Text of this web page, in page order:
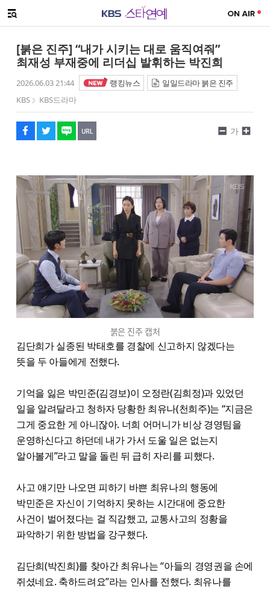
메뉴 열기
[붉은 진주] “내가 시키는 대로 움직여줘”
최재성 부재중에 리더십 발휘하는 박진희
2026.06.03 21:44 랭킹뉴스
일일드라마 붉은 진주
KBS
KBS드라마
페이스북
트위터
네이버
URL복사
글씨 작게보기
가
글씨 크게보기
붉은 진주 캡처
김단희가 실종된 박태호를 경찰에 신고하지 않겠다는
뜻을 두 아들에게 전했다.
기억을 잃은 박민준(김경보)이 오정란(김희정)과 있었던
일을 알려달라고 청하자 당황한 최유나(천희주)는 “지금은
그게 중요한 게 아니잖아. 너희 어머니가 비상 경영팀을
운영하신다고 하던데 내가 가서 도울 일은 없는지
알아볼게”라고 말을 돌린 뒤 급히 자리를 피했다.
사고 얘기만 나오면 피하기 바쁜 최유나의 행동에
박민준은 자신이 기억하지 못하는 시간대에 중요한
사건이 벌어졌다는 걸 직감했고, 교통사고의 정황을
파악하기 위한 방법을 강구했다.
김단희(박진희)를 찾아간 최유나는 “아들의 경영권을 손에
쥐셨네요. 축하드려요”라는 인사를 전했다. 최유나를